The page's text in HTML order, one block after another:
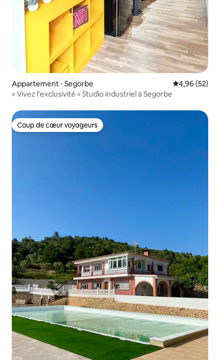
Appartement ⋅ Segorbe Évaluation
4,96 (52)
« Vivez l'exclusivité » Studio industriel à Segorbe
Coup de cœur voyageurs
Coup de cœur voyageurs